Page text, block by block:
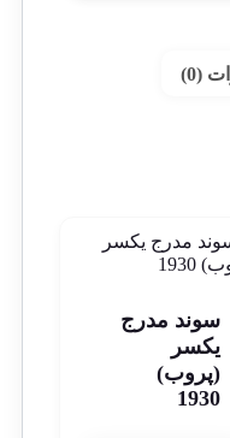
(0)
سوند مدرج
یکسر
(پروب)
1930